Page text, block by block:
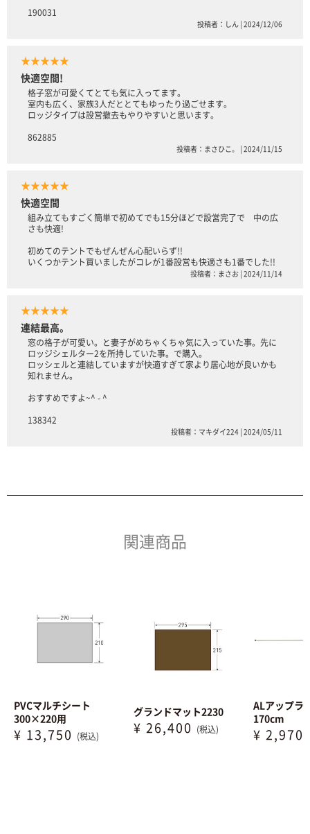
190031
投稿者：しん | 2024/12/06
★★★★★
快適空間!
格子窓が可愛くてとても気に入ってます。
室内も広く、家族3人だととてもゆったり過ごせます。
ロッジタイプは設営撤去もやりやすいと思います。
862885
投稿者：まさひこ。 | 2024/11/15
★★★★★
快適空間
組み立てもすごく簡単で初めてでも15分ほどで設営完了で 中の広
さも快適!
初めてのテントでもぜんぜん心配いらず!!
いくつかテント買いましたがコレが1番設営も快適さも1番でした!!
投稿者：まさお | 2024/11/14
★★★★★
連結最高。
窓の格子が可愛い。と妻子がめちゃくちゃ気に入っていた事。先に
ロッジシェルター2を所持していた事。で購入。
ロッシェルと連結していますが快適すぎて家より居心地が良いかも
知れません。
おすすめですよ~^ - ^
138342
投稿者：マキダイ224 | 2024/05/11
関連商品
PVCマルチシート
300×220用
¥ 13,750 (税込)
グランドマット2230
¥ 26,400 (税込)
ALアップラ
170cm
¥ 2,970